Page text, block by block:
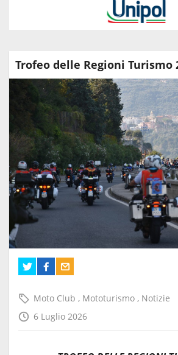
Trofeo delle Regioni Turismo
Moto Club , Mototurismo , Notizie
6 Luglio 2026